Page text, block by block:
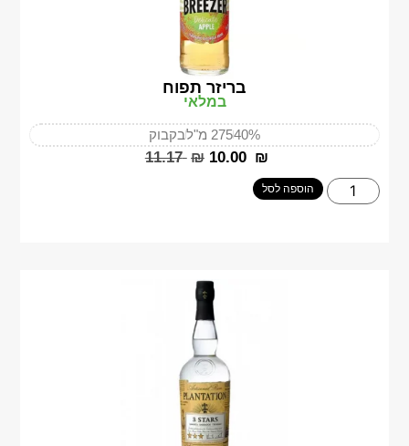
בריזר תפוח
במלאי
40%275 מ"ל בקבוק
‎11.17 ₪ ‎10.00 ₪
הוספה לסל